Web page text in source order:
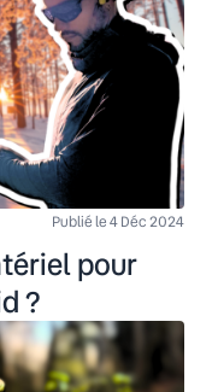
Publié le 4 Déc 2024
pour
?